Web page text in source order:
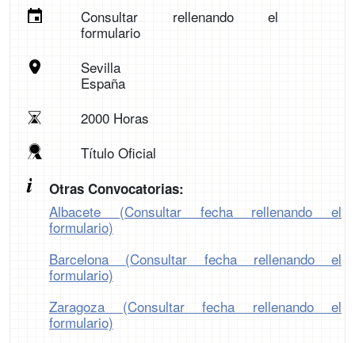
Consultar rellenando el
formulario
Sevilla
España
2000 Horas
Título Oficial
Otras Convocatorias:
Albacete (Consultar fecha rellenando el
formulario)
Barcelona (Consultar fecha rellenando el
formulario)
Zaragoza (Consultar fecha rellenando el
formulario)